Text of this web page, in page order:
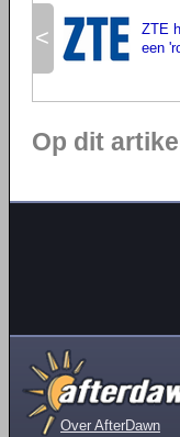
<
ZTE
een
Op dit
Over AfterDawn